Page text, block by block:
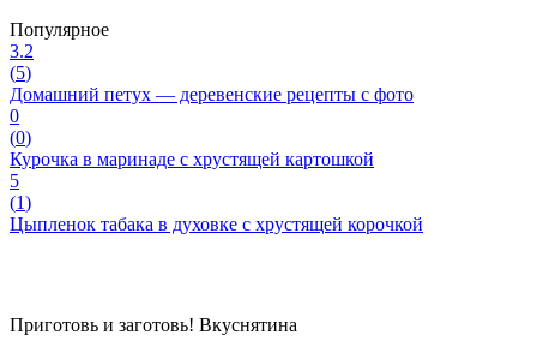
Популярное
3.2
(5)
Домашний петух — деревенские рецепты с фото
0
(0)
Курочка в маринаде с хрустящей картошкой
5
(1)
Цыпленок табака в духовке с хрустящей корочкой
Приготовь и заготовь! Вкуснятина